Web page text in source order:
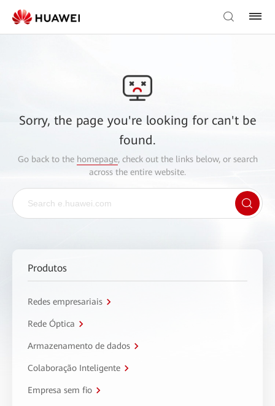
Sorry, the page you're looking for can't be
found.
Go back to the homepage, check out the links below, or search
across the entire website.
Produtos
Redes empresariais
Rede Óptica
Armazenamento de dados
Colaboração Inteligente
Empresa sem fio